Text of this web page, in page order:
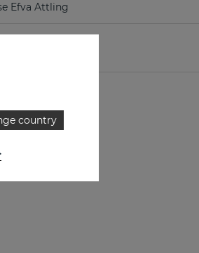
Efva Attling
country